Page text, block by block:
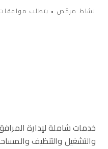
نشاط مرخّص • يتطلب
خدمات شاملة لإدارة
والتشغيل والتنظيف